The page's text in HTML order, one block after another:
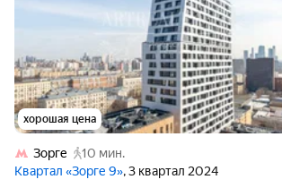
хорошая цена
Зорге
10 мин.
Квартал «Зорге 9», 3 квартал 2024